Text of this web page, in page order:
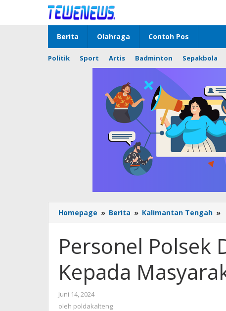
konten
Berita Olahraga Contoh Pos
Politik Sport Artis Badminton Sepakbola
Homepage » Berita » Kalimantan Tengah »
Personel Polsek
Kepada
Juni 14, 2024
poldakalteng
oleh poldakalteng